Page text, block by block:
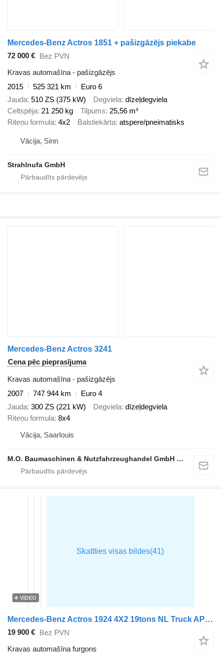
Mercedes-Benz Actros 1851 + pašizgāzējs piekabe
72 000 € Bez PVN
Kravas automašīna - pašizgāzējs
2015
525 321 km
Euro 6
Jauda 510 ZS (375 kW) Degviela dīzeļdegviela
Celtspēja 21 250 kg Tilpums 25,56 m³
Riteņu formula 4x2 Balstiekārta atspere/pneimatisks
Vācija, Sinn
Strahlnufa GmbH
Mercedes-Benz Actros 3241
Cena pēc pieprasījuma
Kravas automašīna - pašizgāzējs
2007
747 944 km
Euro 4
Jauda 300 ZS (221 kW) Degviela dīzeļdegviela
Riteņu formula 8x4
Vācija, Saarlouis
M.O. Baumaschinen & Nutzfahrzeughandel GmbH & CO.
VIDEO
Mercedes-Benz Actros 1924 4X2 19tons NL Truck APK Automatic Euro 6
19 900 € Bez PVN
Kravas automašīna furgons